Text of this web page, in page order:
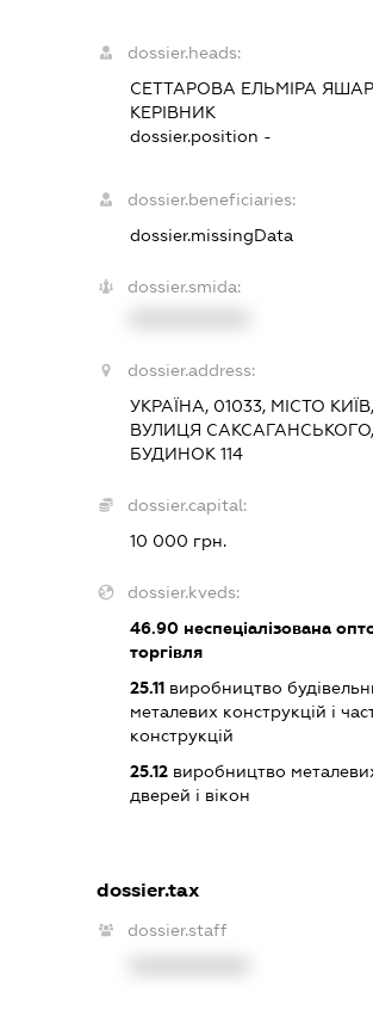
dossier.heads:
СЕТТАРОВА ЕЛЬМІРА
КЕРІВНИК
dossier.position -
dossier.beneficiaries:
dossier.missingData
dossier.smida:
dossier.address:
УКРАЇНА, 01033, МІСТО КИЇВ,
ВУЛИЦЯ САКСАГАНСЬКОГО,
БУДИНОК 114
dossier.capital:
10 000 грн.
dossier.kveds:
46.90неспеціалізована
торгівля
25.11виробництво
металевих конструкцій і
конструкцій
25.12виробництво
дверей і вікон
dossier.tax
dossier.staff